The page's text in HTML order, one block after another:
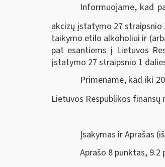
Informuojame, kad
akcizų įstatymo 27
taikymo etilo alkoholiui ir
pat esantiems į Lietuvos
įstatymo 27 straipsnio 1
Primename, kad iki
Lietuvos Respublikos
Įsakymas ir Aprašas
Aprašo 8 punktas, 9.2